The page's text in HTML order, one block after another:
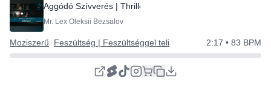
Aggódó Szívverés | Thriller zene
Mr. Lex Oleksii Bezsalov
Moziszerű Feszültség | Feszültséggel teli 2:17 • 83 BPM